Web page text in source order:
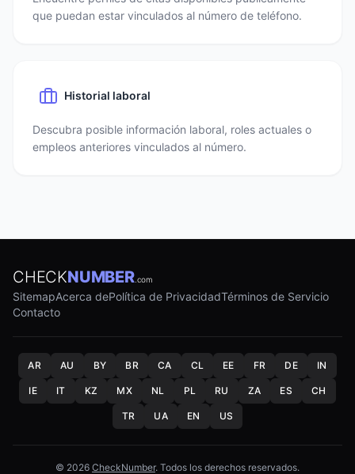
que puedan estar vinculados al número de teléfono.
Historial laboral
Descubra posible información laboral, roles actuales o
empleos anteriores vinculados al número.
CHECKNUMBER.com
SitemapAcerca dePolítica de PrivacidadTérminos de Servicio
Contacto
AR AU BY BR CA CL EE FR DE IN
IE IT KZ MX NL PL RU ZA ES CH
TR UA EN US
© 2026 CheckNumber. Todos los derechos reservados.